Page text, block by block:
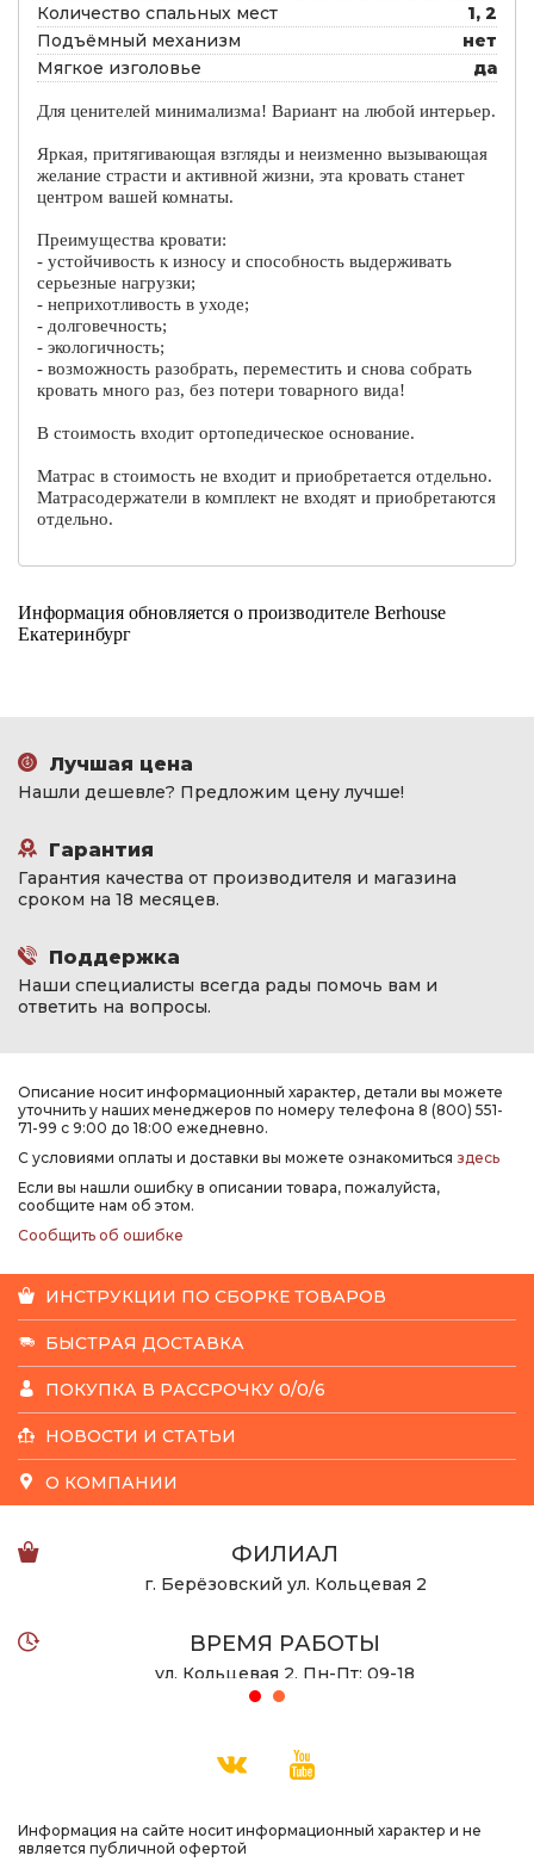
Количество спальных мест
1, 2
Подъёмный механизм
нет
Мягкое изголовье
да
Для ценителей минимализма! Вариант на любой интерьер.
Яркая, притягивающая взгляды и неизменно вызывающая
желание страсти и активной жизни, эта кровать станет
центром вашей комнаты.
Преимущества кровати:
- устойчивость к износу и способность выдерживать
серьезные нагрузки;
- неприхотливость в уходе;
- долговечность;
- экологичность;
- возможность разобрать, переместить и снова собрать
кровать много раз, без потери товарного вида!
В стоимость входит ортопедическое основание.
Матрас в стоимость не входит и приобретается отдельно.
Матрасодержатели в комплект не входят и приобретаются
отдельно.
Информация обновляется о производителе Berhouse
Екатеринбург
Лучшая цена
Нашли дешевле? Предложим цену лучше!
Гарантия
Гарантия качества от производителя и магазина
сроком на 18 месяцев.
Поддержка
Наши специалисты всегда рады помочь вам и
ответить на вопросы.
Описание носит информационный характер, детали вы можете
уточнить у наших менеджеров по номеру телефона 8 (800) 551-
71-99 с 9:00 до 18:00 ежедневно.
С условиями оплаты и доставки вы можете ознакомиться здесь
Если вы нашли ошибку в описании товара, пожалуйста,
сообщите нам об этом.
Сообщить об ошибке
ИНСТРУКЦИИ ПО СБОРКЕ ТОВАРОВ
БЫСТРАЯ ДОСТАВКА
ПОКУПКА В РАССРОЧКУ 0/0/6
НОВОСТИ И СТАТЬИ
О КОМПАНИИ
ФИЛИАЛ
г. Берёзовский ул. Кольцевая 2
ВРЕМЯ РАБОТЫ
ул. Кольцевая 2, Пн-Пт: 09-18
ул. Халтурина 53 Пн-Вс: 10-22
ТЕЛЕФОН
8 932 123-08-55
Информация на сайте носит информационный характер и не
является публичной офертой